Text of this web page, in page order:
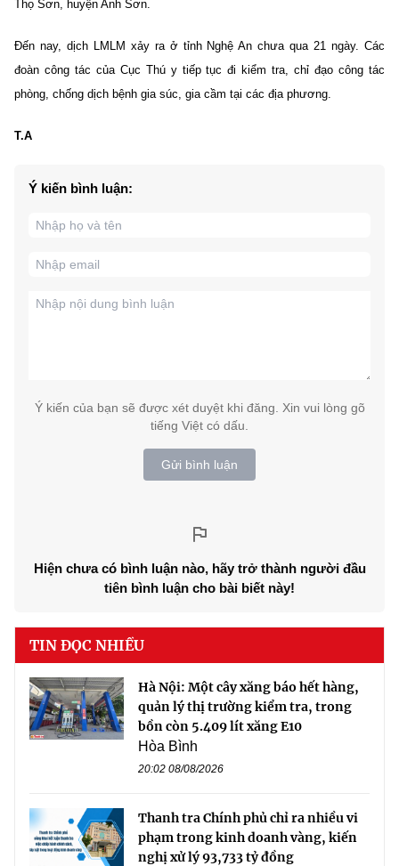
Thọ Sơn, huyện Anh Sơn.
Đến nay, dịch LMLM xảy ra ở tỉnh Nghệ An chưa qua 21 ngày. Các
đoàn công tác của Cục Thú y tiếp tục đi kiểm tra, chỉ đạo công tác
phòng, chống dịch bệnh gia súc, gia cầm tại các địa phương.
T.A
Ý kiến bình luận:
Ý kiến của bạn sẽ được xét duyệt khi đăng. Xin vui lòng gõ
tiếng Việt có dấu.
Gửi bình luận
Hiện chưa có bình luận nào, hãy trở thành người đầu
tiên bình luận cho bài biết này!
TIN ĐỌC NHIỀU
Hà Nội: Một cây xăng báo hết hàng,
quản lý thị trường kiểm tra, trong
bồn còn 5.409 lít xăng E10
Hòa Bình
20:02 08/08/2026
Thanh tra Chính phủ chỉ ra nhiều vi
phạm trong kinh doanh vàng, kiến
nghị xử lý 93,733 tỷ đồng